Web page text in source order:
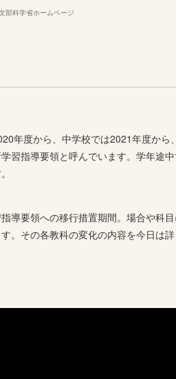
部科学省ホームページ
年度から、中学校では2021年度か
習指導要領と呼んでいます。学年途
導要領への移行措置期間。場合や科
。その各教科の変化の内容を今日は詳